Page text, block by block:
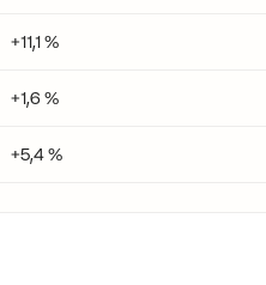
+11,1 %
+1,6 %
+5,4 %